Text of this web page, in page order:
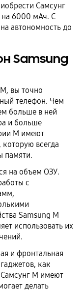
Самсунг
на 6000 мАч. С
автономность до
Samsung
вы точно
телефон. Чем
больше в ней
и больше
М имеют
всегда
памяти.
на объем ОЗУ.
с
Samsung М
использовать их
и фронтальная
как
М имеют
делать